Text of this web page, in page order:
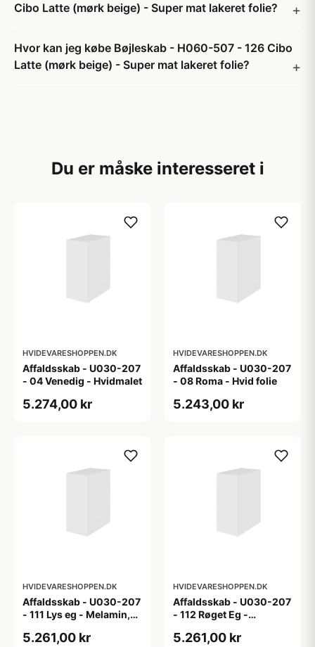
Cibo Latte (mørk beige) - Super mat lakeret folie?
Hvor kan jeg købe Bøjleskab - H060-507 - 126 Cibo
Latte (mørk beige) - Super mat lakeret folie?
Du er måske interesseret i
HVIDEVARESHOPPEN.DK
Affaldsskab - U030-207
- 04 Venedig - Hvidmalet
5.274,00 kr
HVIDEVARESHOPPEN.DK
Affaldsskab - U030-207
- 08 Roma - Hvid folie
5.243,00 kr
HVIDEVARESHOPPEN.DK
Affaldsskab - U030-207
- 111 Lys eg - Melamin,
5.261,00 kr
HVIDEVARESHOPPEN.DK
Affaldsskab - U030-207
- 112 Røget Eg -
5.261,00 kr